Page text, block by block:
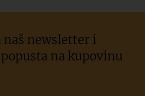
naš newsletter i
na kupovinu